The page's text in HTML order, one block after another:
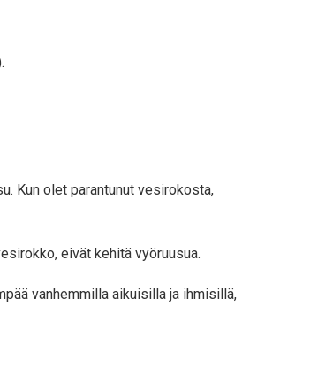
Kun olet parantunut vesirokosta,
eivät kehitä vyöruusua.
vanhemmilla aikuisilla ja ihmisillä,